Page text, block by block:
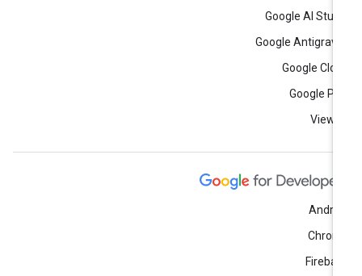
Google AI
Google
Google
Google
View